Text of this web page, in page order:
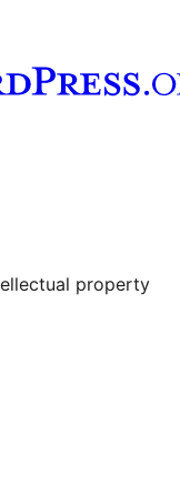
property